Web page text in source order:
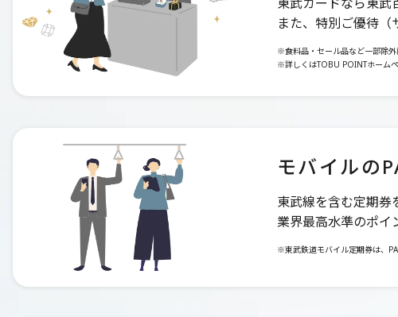
また、特別ご優待（
※食料品・セール品など一部除外
※詳しくはTOBU POINTホーム
モバイルの
東武線を含む定期券
業界最高水準のポイ
※東武鉄道モバイル定期券は、